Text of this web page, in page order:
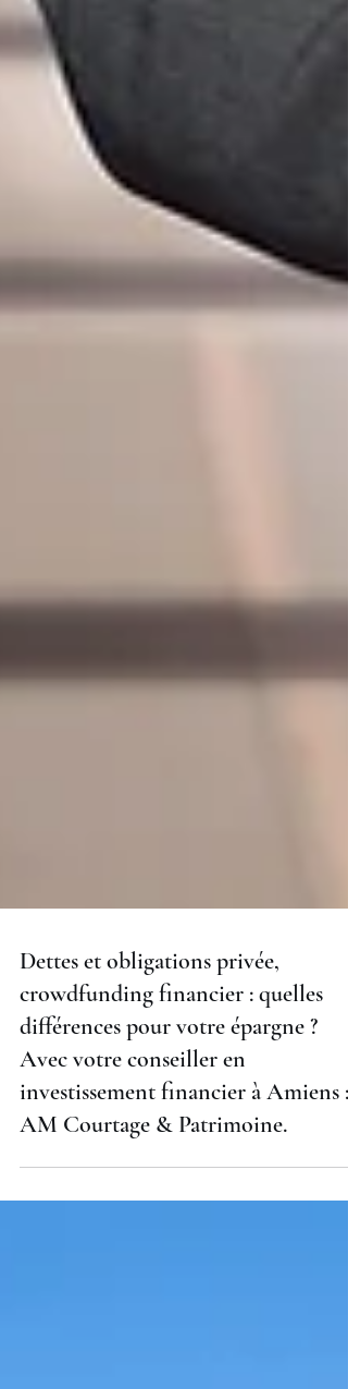
Dettes et obligations privée,
crowdfunding financier : quelles
différences pour votre épargne ?
Avec votre conseiller en
investissement financier à Amiens :
AM Courtage & Patrimoine.